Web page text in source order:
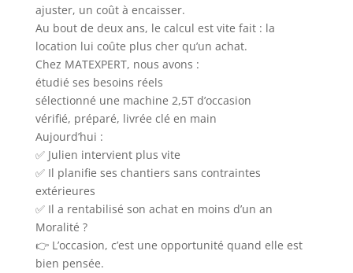
ajuster, un coût à encaisser.
Au bout de deux ans, le calcul est vite fait : la
location lui coûte plus cher qu’un achat.
Chez MATEXPERT, nous avons :
étudié ses besoins réels
sélectionné une machine 2,5T d’occasion
vérifié, préparé, livrée clé en main
Aujourd’hui :
✅ Julien intervient plus vite
✅ Il planifie ses chantiers sans contraintes
extérieures
✅ Il a rentabilisé son achat en moins d’un an
Moralité ?
👉 L’occasion, c’est une opportunité quand elle est
bien pensée.